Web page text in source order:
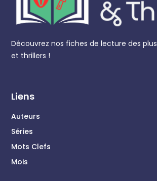
Découvrez nos fiches de lecture des
et thrillers !
Liens
Auteurs
Séries
Mots Clefs
Mois